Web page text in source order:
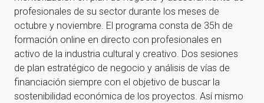
profesionales de su sector durante los meses de
octubre y noviembre. El programa consta de 35h de
formación online en directo con profesionales en
activo de la industria cultural y creativo. Dos sesiones
de plan estratégico de negocio y análisis de vías de
financiación siempre con el objetivo de buscar la
sostenibilidad económica de los proyectos. Así mismo